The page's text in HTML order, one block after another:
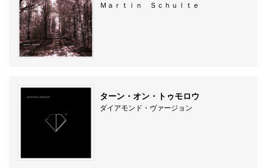
Ｍａｒｔｉｎ Ｓｃｈｕｌｔｅ
ターン・オン・トゥモロウ
ダイアモンド・ヴァージョン